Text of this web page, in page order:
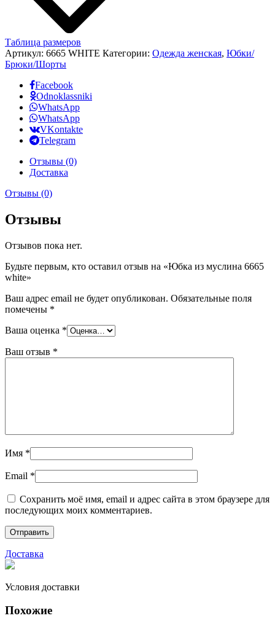
Таблица размеров
Артикул: 6665 WHITE Категории: Одежда женская, Юбки/
Брюки/Шорты
Facebook
Odnoklassniki
WhatsApp
WhatsApp
VKontakte
Telegram
Отзывы (0)
Доставка
Отзывы (0)
Отзывы
Отзывов пока нет.
Будьте первым, кто оставил отзыв на «Юбка из муслина 6665
white»
Ваш адрес email не будет опубликован. Обязательные поля
помечены *
Ваша оценка *
Ваш отзыв *
Имя *
Email *
Сохранить моё имя, email и адрес сайта в этом браузере для
последующих моих комментариев.
Доставка
Условия доставки
Похожие